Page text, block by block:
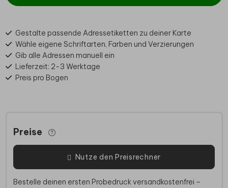
Gestalte passende Adressetiketten zu deiner Karte
Wähle eigene Schriftarten, Farben und Verzierungen
Gib alle Adressen manuell ein
Lieferzeit: 2-3 Werktage
Preis pro Bogen
Preise
Nutze den Preisrechner
Bestelle deinen ersten Probedruck versandkostenfrei –